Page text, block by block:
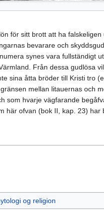
för sitt brott att ha
bevarare och
synes vara fullständigt
Från dessa gudlösa
sina åtta bröder till Kristi tro
mellan litauernas och
som hvarje vägfarande
här ofvan (bok II, kap. 23)
og religion